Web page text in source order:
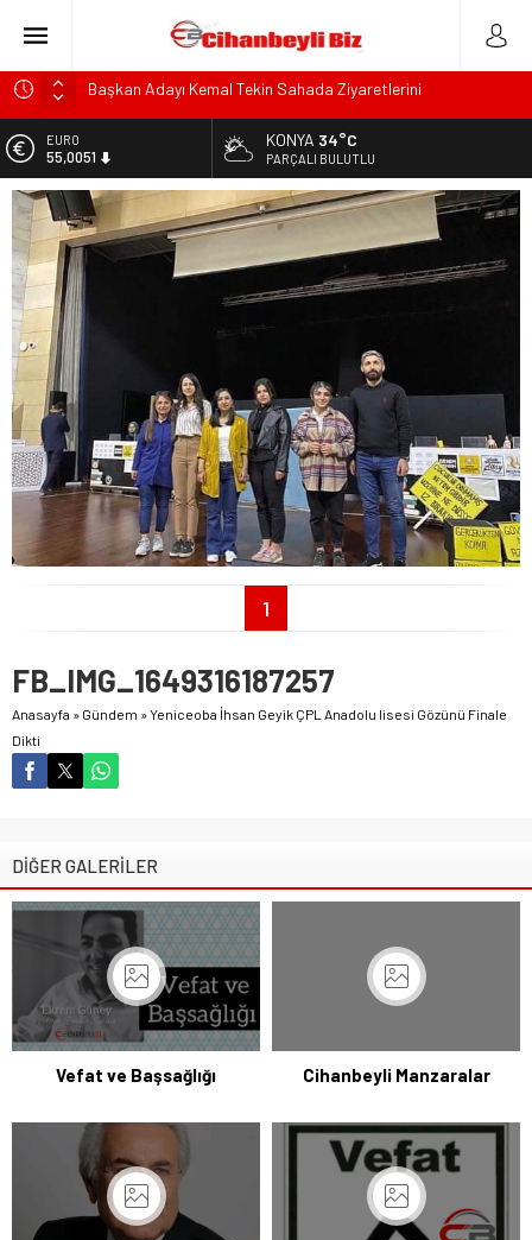
Başkan Adayı Kemal Tekin Sahada Ziyaretlerini
Yoğunlaştırdı
Konyalı Çiftci Feci şekilde Can Verdi
Konya’da araçta oksijen tüpünün patlaması sonucu hayatını
kaybeden biri bebek 2 kişi ile yaralanan 2 kişinin kimlikleri
belli oldu!
KULU’DA HAFİF TİCARİ ARAÇ TAKLA ATTI: 2’Sİ ÇOCUK, 3
Trafik Kazasinda Yaralanmıştı, Tedavi gördüğü Hastanede
EURO
55,0051
ALTIN
6.584,66
BİST
13.889,75
DOLAR
47,7046
KONYA 34°C
PARÇALI BULUTLU
1
FB_IMG_1649316187257
Anasayfa » Gündem »Yeniceoba İhsan Geyik ÇPL Anadolu lisesi Gözünü Finale
Dikti
DİĞER GALERİLER
Vefat ve Başsağlığı Cihanbeyli Manzaralar